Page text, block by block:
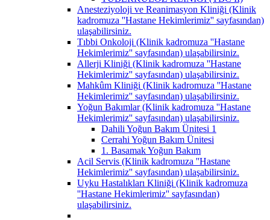
Anesteziyoloji ve Reanimasyon Kliniği (Klinik
kadromuza ''Hastane Hekimlerimiz'' sayfasından)
ulaşabilirsiniz.
Tıbbi Onkoloji (Klinik kadromuza ''Hastane
Hekimlerimiz'' sayfasından) ulaşabilirsiniz.
Allerji Kliniği (Klinik kadromuza ''Hastane
Hekimlerimiz'' sayfasından) ulaşabilirsiniz.
Mahkûm Kliniği (Klinik kadromuza ''Hastane
Hekimlerimiz'' sayfasından) ulaşabilirsiniz.
Yoğun Bakımlar (Klinik kadromuza ''Hastane
Hekimlerimiz'' sayfasından) ulaşabilirsiniz.
Dahili Yoğun Bakım Ünitesi 1
Cerrahi Yoğun Bakım Ünitesi
1. Basamak Yoğun Bakım
Acil Servis (Klinik kadromuza ''Hastane
Hekimlerimiz'' sayfasından) ulaşabilirsiniz.
Uyku Hastalıkları Kliniği (Klinik kadromuza
''Hastane Hekimlerimiz'' sayfasından)
ulaşabilirsiniz.